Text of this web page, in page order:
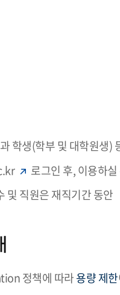
학생(학부 및 대학원생
로그인 후, 이용하
및 직원은 재직기간 동안
정책에 따라용량 제한